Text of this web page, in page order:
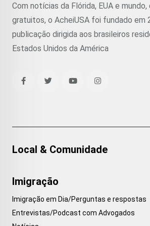
Com notícias da Flórida, EUA e
gratuitos, o AcheiUSA foi fundado em
publicação dirigida aos brasileiros
Estados Unidos da América
Local & Comunidade
Imigração
Imigração em Dia/Perguntas e respostas
Entrevistas/Podcast com Advogados